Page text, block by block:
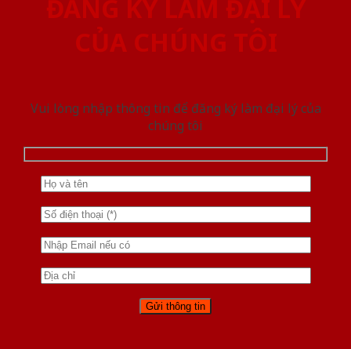
ĐĂNG KÝ LÀM ĐẠI LÝ
CỦA CHÚNG TÔI
Vui lòng nhập thông tin để đăng ký làm đại lý của
chúng tôi